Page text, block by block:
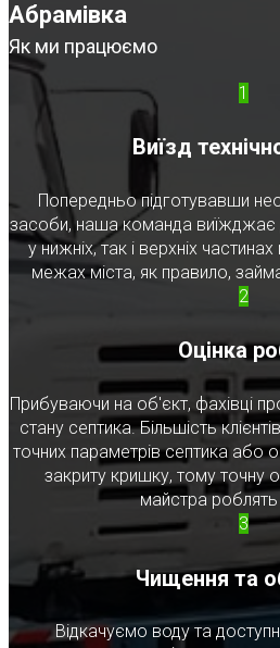
Абрамівка
Як ми працюємо
1
Виїзд
Попередньо підготувавши
засоби, наша команда
у нижніх, так і верхніх
межах міста, як правило,
2
Оцінка
Прибуваючи на об'єкт, фахівці
стану септика. Більшість
точних параметрів септика або
закриту кришку, тому точну
майстра роблять
3
Чищення та
Відкачуємо воду та